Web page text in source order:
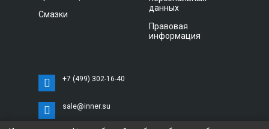
Смазки
данных
Правовая
информация
+7 (499) 302-16-40
sale@inner.su